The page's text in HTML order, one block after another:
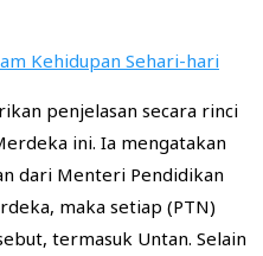
Kehidupan Sehari-hari
penjelasan secara rinci
ini. Ia mengatakan
dari Menteri Pendidikan
maka setiap (PTN)
termasuk Untan. Selain